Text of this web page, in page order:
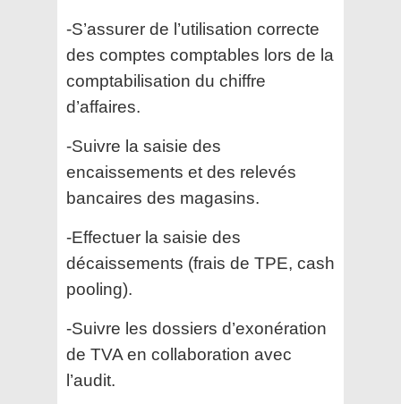
-S’assurer de l’utilisation correcte
des comptes comptables lors de la
comptabilisation du chiffre
d’affaires.
-Suivre la saisie des
encaissements et des relevés
bancaires des magasins.
-Effectuer la saisie des
décaissements (frais de TPE, cash
pooling).
-Suivre les dossiers d’exonération
de TVA en collaboration avec
l’audit.